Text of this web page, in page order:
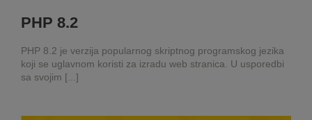
PHP 8.2
PHP 8.2 je verzija popularnog skriptnog programskog jezika
koji se uglavnom koristi za izradu web stranica. U usporedbi
sa svojim [...]